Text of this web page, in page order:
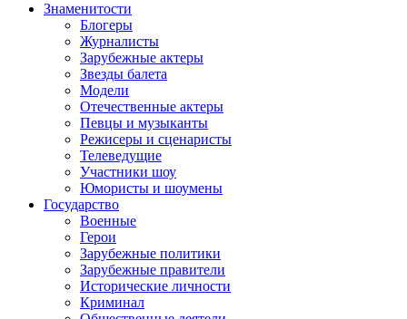
Знаменитости
Блогеры
Журналисты
Зарубежные актеры
Звезды балета
Модели
Отечественные актеры
Певцы и музыканты
Режисеры и сценаристы
Телеведущие
Участники шоу
Юмористы и шоумены
Государство
Военные
Герои
Зарубежные политики
Зарубежные правители
Исторические личности
Криминал